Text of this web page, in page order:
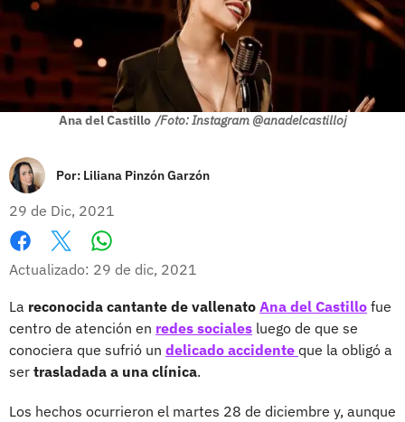
Ana del Castillo /Foto: Instagram @anadelcastilloj
Por: Liliana Pinzón Garzón
29 de Dic, 2021
Facebook
X
Actualizado: 29 de dic, 2021
La reconocida cantante de vallenato Ana del Castillo fue
centro de atención en redes sociales luego de que se
conociera que sufrió un delicado accidente que la obligó a
ser trasladada a una clínica.
Los hechos ocurrieron el martes 28 de diciembre y, aunque